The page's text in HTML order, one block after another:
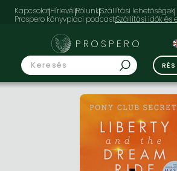
KapcsolatHírlevélRólunkSzállítási lehetőségek
Prospero könyvpiaci podcast
PROSPERO